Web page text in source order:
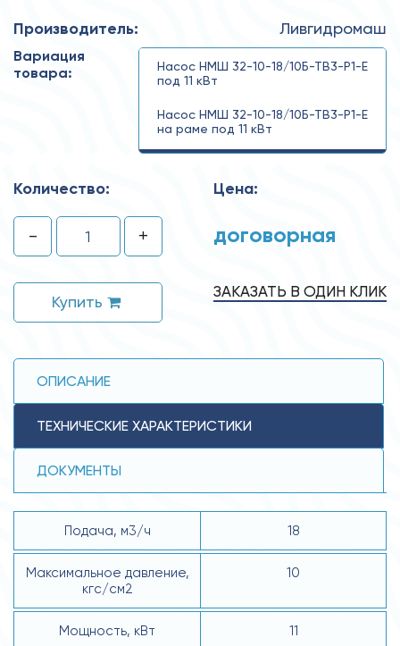
Производитель: Ливгидромаш
Вариация
товара:
Насос НМШ 32-10-18/10Б-ТВ3-Р1-Е
под 11 кВт
Насос НМШ 32-10-18/10Б-ТВ3-Р1-Е
на раме под 11 кВт
Количество:
- +
Купить
Цена:
договорная
ЗАКАЗАТЬ В ОДИН КЛИК
ОПИСАНИЕ
ТЕХНИЧЕСКИЕ ХАРАКТЕРИСТИКИ
ДОКУМЕНТЫ
Подача, м3/ч 18
Максимальное давление,
кгс/см2
10
Мощность, кВт 11